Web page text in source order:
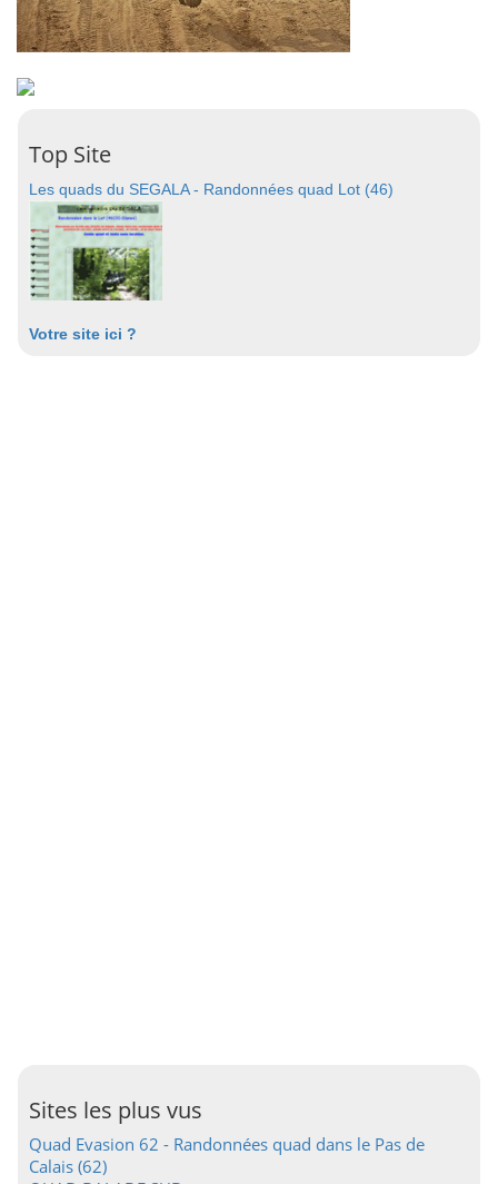
Top Site
Les quads du SEGALA - Randonnées quad Lot (46)
Votre site ici ?
Sites les plus vus
Quad Evasion 62 - Randonnées quad dans le Pas de
Calais (62)